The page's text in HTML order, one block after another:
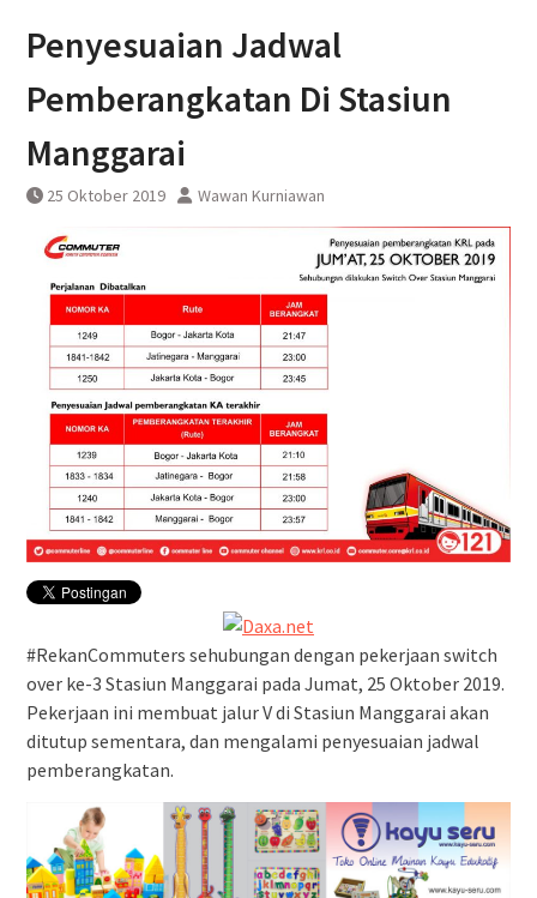
Uji Coba Terbatas Perpanjangan
Layanan Kereta Api Srilelawangsa
Penyesuaian Jadwal
Pemberangkatan Di Stasiun
Manggarai
25 Oktober 2019 Wawan Kurniawan
#RekanCommuters sehubungan dengan pekerjaan switch
over ke-3 Stasiun Manggarai pada Jumat, 25 Oktober 2019.
Pekerjaan ini membuat jalur V di Stasiun Manggarai akan
ditutup sementara, dan mengalami penyesuaian jadwal
pemberangkatan.